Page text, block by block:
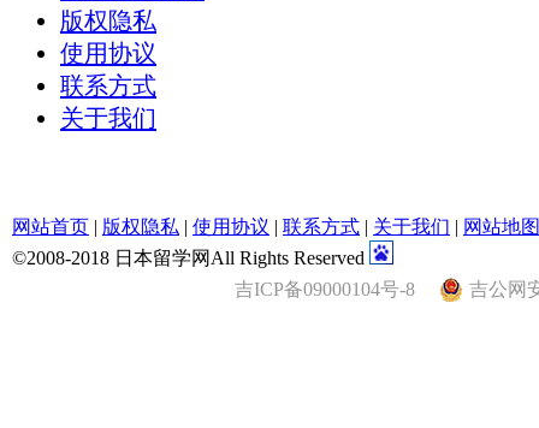
版权隐私
使用协议
联系方式
关于我们
网站首页 | 版权隐私 | 使用协议 | 联系方式 | 关于我们 | 网站地图
©2008-2018 日本留学网All Rights Reserved
吉ICP备09000104号-8
吉公网